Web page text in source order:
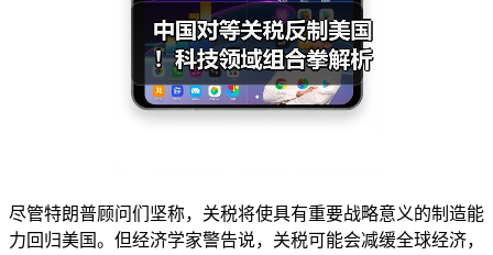
尽管特朗普顾问们坚称，关税将使具有重要战略意义的制造能
力回归美国。但经济学家警告说，关税可能会减缓全球经济，